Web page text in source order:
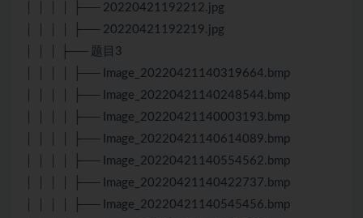
│ │ │ │ ├── 20220421192212.jpg
│ │ │ │ ├── 20220421192219.jpg
│ │ │ ├── 题目3
│ │ │ │ ├── Image_20220421140319664.bmp
│ │ │ │ ├── Image_20220421140248544.bmp
│ │ │ │ ├── Image_20220421140003193.bmp
│ │ │ │ ├── Image_20220421140614089.bmp
│ │ │ │ ├── Image_20220421140554562.bmp
│ │ │ │ ├── Image_20220421140422737.bmp
│ │ │ │ ├── Image_20220421140545456.bmp